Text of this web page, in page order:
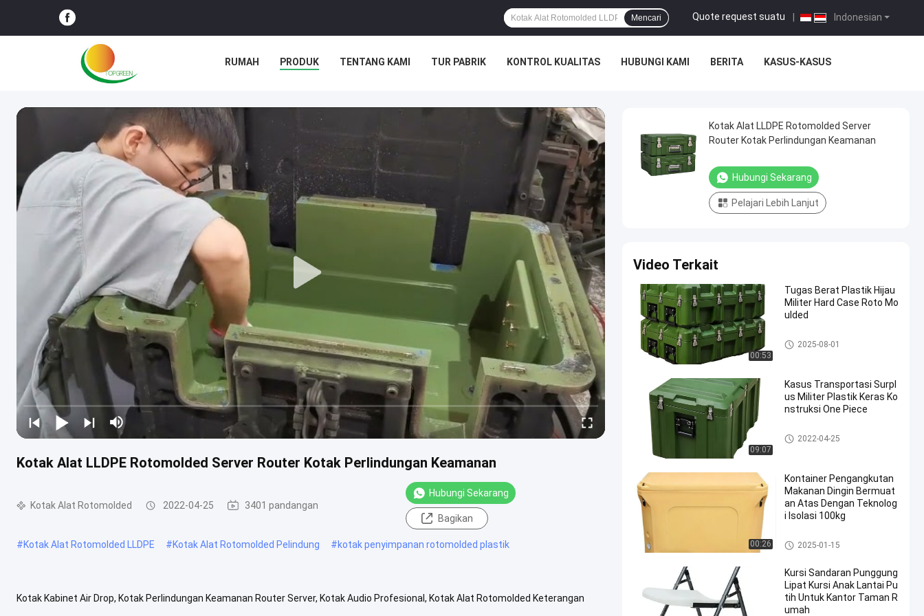
Indonesian
Quote request suatu
Mencari
RUMAH PRODUK TENTANG KAMI TUR PABRIK KONTROL KUALITAS HUBUNGI KAMI BERITA KASUS-KASUS
Kotak Alat LLDPE Rotomolded Server Router Kotak Perlindungan Keamanan
Kotak Alat Rotomolded 2022-04-25 3401 pandangan
Hubungi Sekarang
Bagikan
#Kotak Alat Rotomolded LLDPE #Kotak Alat Rotomolded Pelindung #kotak penyimpanan rotomolded plastik
Kotak Kabinet Air Drop, Kotak Perlindungan Keamanan Router Server, Kotak Audio Profesional, Kotak Alat Rotomolded Keterangan
Kotak Alat LLDPE Rotomolded Server
Router Kotak Perlindungan Keamanan
Hubungi Sekarang
Pelajari Lebih Lanjut
Video Terkait
00:53
Tugas Berat Plastik Hijau
Militer Hard Case Roto Mo
ulded
Kotak Alat Rotomolded
2025-08-01
09:07
Kasus Transportasi Surpl
us Militer Plastik Keras Ko
nstruksi One Piece
Kotak Alat Rotomolded
2022-04-25
00:26
Kontainer Pengangkutan
Makanan Dingin Bermuat
an Atas Dengan Teknolog
i Isolasi 100kg
wadah transportasi makanan
terisolasi
2025-01-15
Kursi Sandaran Punggung
Lipat Kursi Anak Lantai Pu
tih Untuk Kantor Taman R
umah